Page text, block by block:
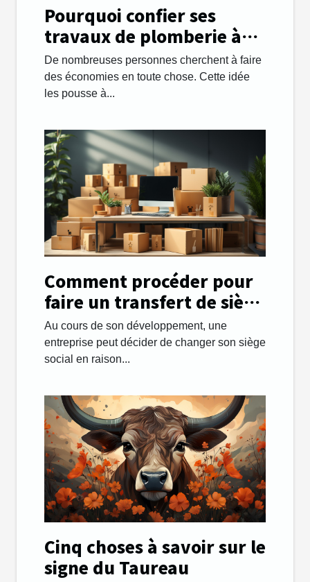
Pourquoi confier ses
travaux de plomberie à
une entreprise ?
De nombreuses personnes cherchent à faire
des économies en toute chose. Cette idée
les pousse à...
Comment procéder pour
faire un transfert de siège
social facilement ?
Au cours de son développement, une
entreprise peut décider de changer son siège
social en raison...
Cinq choses à savoir sur le
signe du Taureau